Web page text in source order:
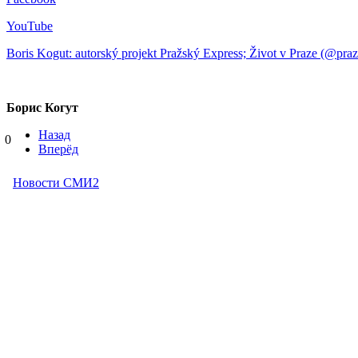
YouTube
Boris Kogut: autorský projekt Pražský Express; Život v Praze
Борис Когут
0
Назад
Вперёд